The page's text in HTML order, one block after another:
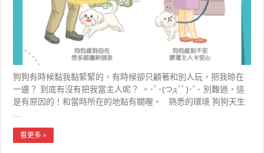
狗狗有時候黏我黏緊緊的，有時候卻只顧著和別人玩，把我晾在
一邊？ 到底有沒有把我當主人呢？ 。･ﾟ･(つд`ﾟ)･ﾟ･ 別難過，這
是有原因的！和當時所在的地點有關喔。 熟悉的環境 狗狗天生
…
看更多 »